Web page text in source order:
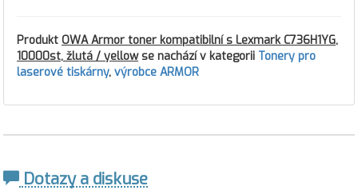
Produkt OWA Armor toner kompatibilní s Lexmark C736H1YG,
10000st, žlutá / yellowse nachází v kategorii Tonery pro
laserové tiskárny, výrobce ARMOR
Dotazy a diskuse